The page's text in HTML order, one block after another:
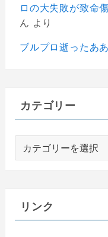
ロの大失敗が致命
ん より
ブルプロ逝ったあ
カテゴリー
ーリンク